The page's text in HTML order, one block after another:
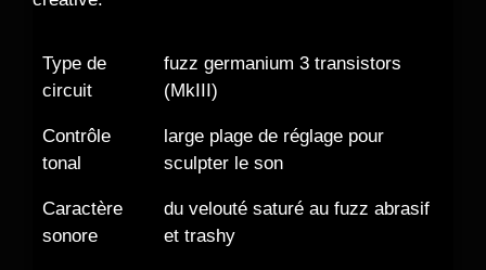
Type de
circuit
fuzz germanium 3 transistors
(MkIII)
Contrôle
tonal
large plage de réglage pour
sculpter le son
Caractère
sonore
du velouté saturé au fuzz abrasif
et trashy